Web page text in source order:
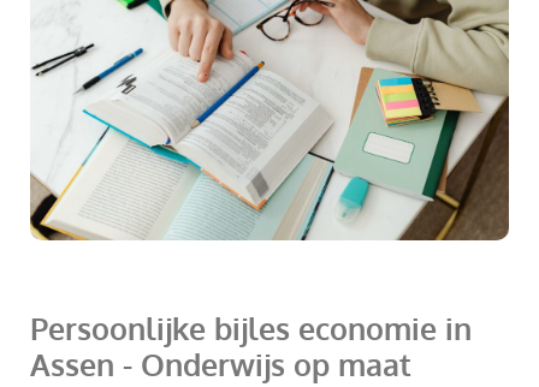
Persoonlijke bijles economie in
Assen - Onderwijs op maat